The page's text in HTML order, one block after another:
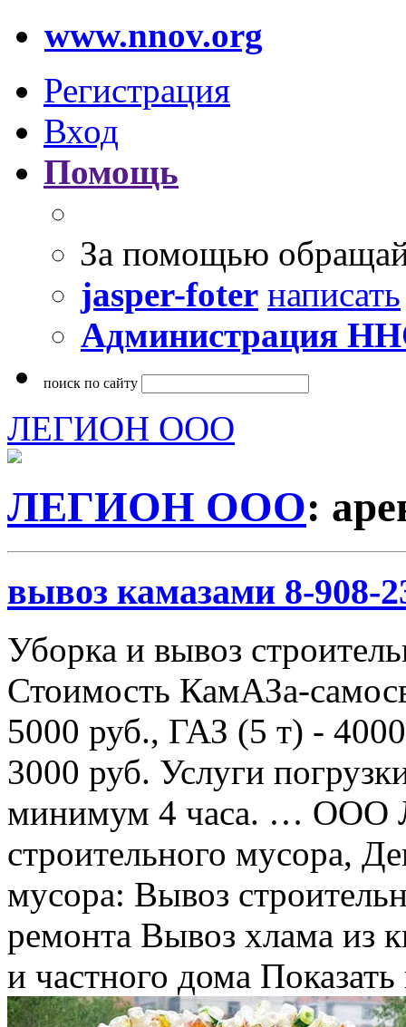
www.nnov.org
Регистрация
Вход
Помощь
За помощью
jasper-foter написать
Администрация
поиск по сайту
ЛЕГИОН ООО
ЛЕГИОН ООО:
вывоз камазами 8-908-
Уборка и вывоз
Стоимость КамАЗа-
5000 руб., ГАЗ (5 т) -
3000 руб. Услуги
минимум 4 часа. …
строительного мусора,
мусора: Вывоз
ремонта Вывоз хлама из
и частного дома